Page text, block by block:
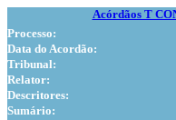
Acórdãos T
Processo:
Data do Acordão:
Tribunal:
Relator:
Descritores:
Sumário: